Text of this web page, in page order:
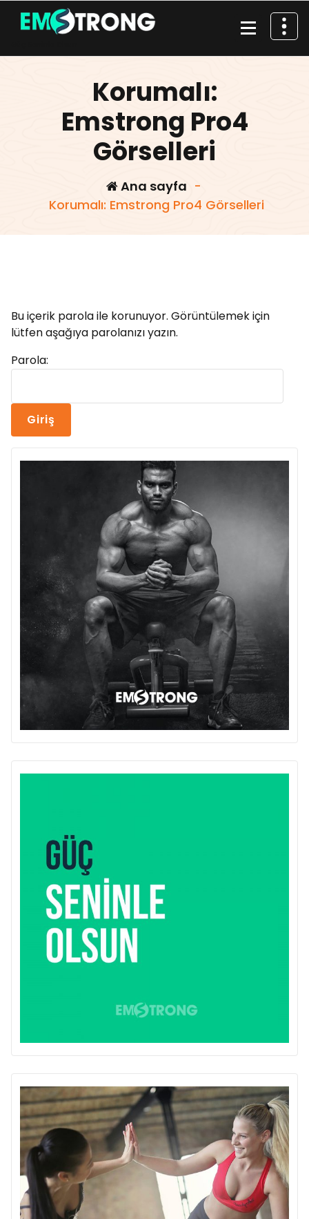
Korumalı:
Emstrong Pro4
Görselleri
Ana sayfa -
Korumalı: Emstrong Pro4 Görselleri
Bu içerik parola ile korunuyor. Görüntülemek için
lütfen aşağıya parolanızı yazın.
Parola: